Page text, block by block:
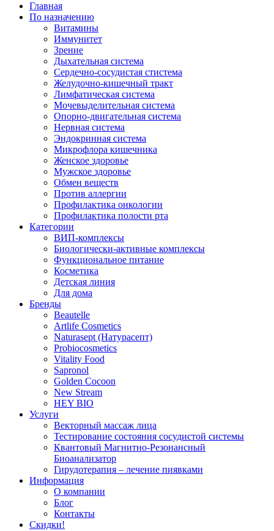
Главная
По назначению
Витамины
Иммунитет
Зрение
Дыхательная система
Сердечно-сосудистая стистема
Желудочно-кишечный тракт
Лимфатическая система
Мочевыделительная система
Опорно-двигательная система
Нервная система
Эндокринная система
Микрофлора кишечника
Женское здоровье
Мужское здоровье
Обмен веществ
Против аллергии
Профилактика онкологии
Профилактика полости рта
Категории
ВИП-комплексы
Биологически-активные комплексы
Функциональное питание
Косметика
Детская линия
Для дома
Бренды
Beautelle
Artlife Cosmetics
Naturasept (Натурасепт)
Probiocosmetics
Vitality Food
Sapronol
Golden Cocoon
New Stream
HEY BIO
Услуги
Векторный массаж лица
Тестирование состояния сосудистой системы
Квантовый Магнитно-Резонансный
Биоанализатор
Гирудотерапия – лечение пиявками
Информация
О компании
Блог
Контакты
Скидки!